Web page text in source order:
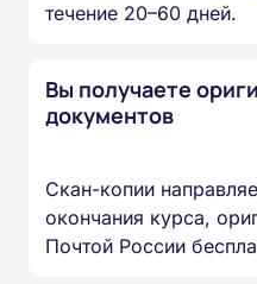
течение 20–60 дней.
Вы получаете
документов
Скан-копии
окончания курса,
Почтой России